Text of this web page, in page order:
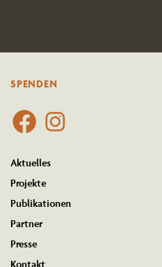
SPENDEN
Aktuelles
Projekte
Publi­ka­tionen
Partner
Presse
Kontakt